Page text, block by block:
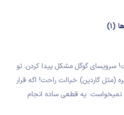
(1)
سرویسای گوگل مشکل پیدا کردن. تو
(مثل گاردین) خیالت راحت! اگه قرار
نمیخواست. یه قطعی ساده انجام